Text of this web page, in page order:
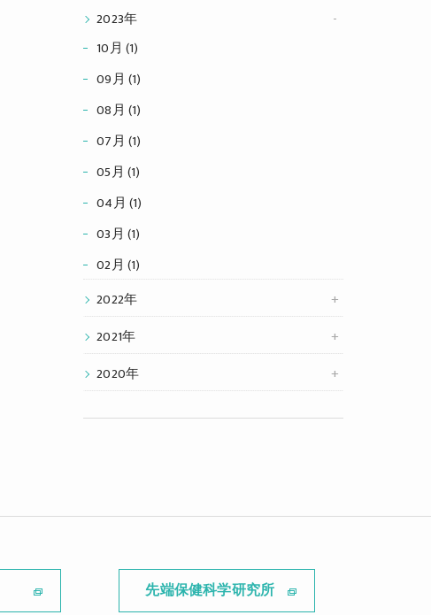
2023年
10月 (1)
09月 (1)
08月 (1)
07月 (1)
05月 (1)
04月 (1)
03月 (1)
02月 (1)
2022年
2021年
2020年
先端保健科学研究所